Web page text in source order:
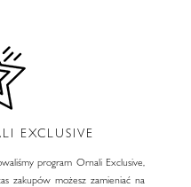
EXCLUSIVE
program Ornali Exclusive,
zakupów możesz zamieniać na